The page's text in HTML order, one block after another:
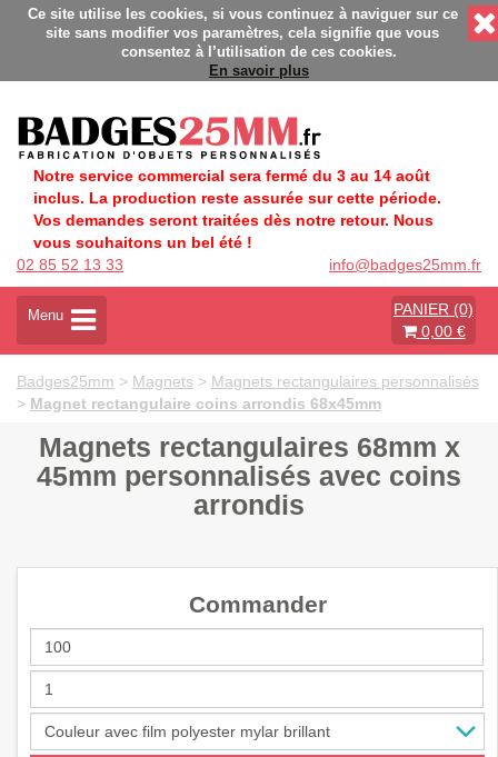
Française éco-responsable - Délais rapides - Sans
Ce site utilise les cookies, si vous continuez à naviguer sur ce
site sans modifier vos paramètres, cela signifie que vous
consentez à l’utilisation de ces cookies.
En savoir plus
Notre service commercial sera fermé du 3 au 14 août
inclus. La production reste assurée sur cette période.
Vos demandes seront traitées dès notre retour. Nous
vous souhaitons un bel été !
02 85 52 13 33
info@badges25mm.fr
A
t
v
e
n
Menu
PANIER (0)
0,00 €
Badges25mm > Magnets > Magnets rectangulaires personnalisés
> Magnet rectangulaire coins arrondis 68x45mm
Magnets rectangulaires 68mm x
45mm personnalisés avec coins
arrondis
Commander